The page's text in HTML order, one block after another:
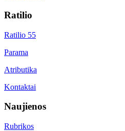
Ratilio
Ratilio 55
Parama
Atributika
Kontaktai
Naujienos
Rubrikos